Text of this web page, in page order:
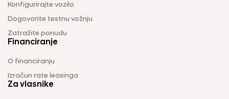
Konfigurirajte vozilo
Dogovorite testnu vožnju
Zatražite ponudu
Financiranje
O financiranju
Izračun rate leasinga
Za vlasnike